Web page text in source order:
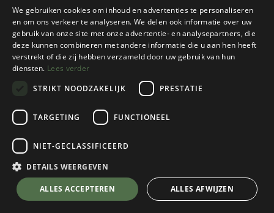
Mainstream
100 Classic Coastal Walks In Scotland
€
19,95
💬 Stel je vraag over dit product via WhatsApp
We gebruiken cookies om inhoud en advertenties te personaliseren
en om ons verkeer te analyseren. We delen ook informatie over uw
gebruik van onze site met onze advertentie- en analysepartners, die
deze kunnen combineren met andere informatie die u aan hen heeft
verstrekt of die zij hebben verzameld door uw gebruik van hun
diensten. Lees verder
STRIKT NOODZAKELIJK
PRESTATIE
TARGETING FUNCTIONEEL
NIET-GECLASSIFICEERD
DETAILS WEERGEVEN
ALLES ACCEPTEREN ALLES AFWIJZEN